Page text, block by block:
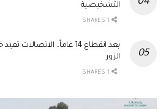
التشخيصية
بعد انقطاع 14 عاماً..
الزور